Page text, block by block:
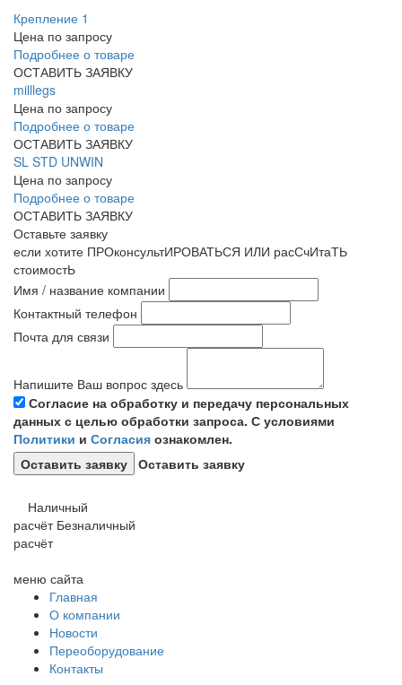
Крепление 1
Цена по запросу
Подробнее о товаре
ОСТАВИТЬ ЗАЯВКУ
milllegs
Цена по запросу
Подробнее о товаре
ОСТАВИТЬ ЗАЯВКУ
SL STD UNWIN
Цена по запросу
Подробнее о товаре
ОСТАВИТЬ ЗАЯВКУ
Оставьте заявку
если хотите ПРОконсультИРОВАТЬСЯ ИЛИ расСчИтаТЬ
стоимостЬ
Имя / название компании
Контактный телефон
Почта для связи
Напишите Ваш вопрос здесь
Согласие на обработку и передачу персональных
данных с целью обработки запроса. С условиями
Политики и Согласия ознакомлен.
Оставить заявку
Наличный
расчёт Безналичный
расчёт
меню сайта
Главная
О компании
Новости
Переоборудование
Контакты